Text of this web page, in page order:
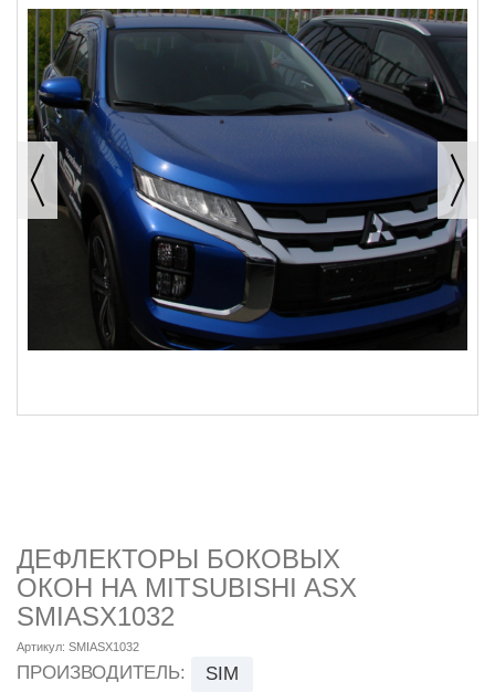
ДЕФЛЕКТОРЫ БОКОВЫХ
ОКОН НА MITSUBISHI ASX
SMIASX1032
Артикул: SMIASX1032
ПРОИЗВОДИТЕЛЬ: SIM